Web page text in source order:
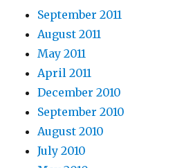
September 2011
August 2011
May 2011
April 2011
December 2010
September 2010
August 2010
July 2010